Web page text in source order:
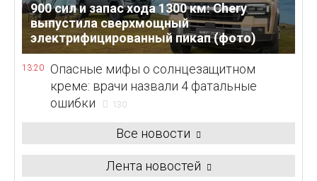
900 сил и запас хода 1300 км: Chery
выпустила сверхмощный
электрифицированный пикап (фото)
13:20
Опасные мифы о солнцезащитном
креме: врачи назвали 4 фатальные
ошибки
130
Все новости
Лента новостей